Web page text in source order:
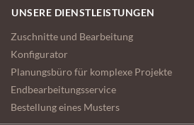
UNSERE DIENSTLEISTUNGEN
Zuschnitte und Bearbeitung
Konfigurator
Planungsbüro für komplexe Projekte
Endbearbeitungsservice
Bestellung eines Musters